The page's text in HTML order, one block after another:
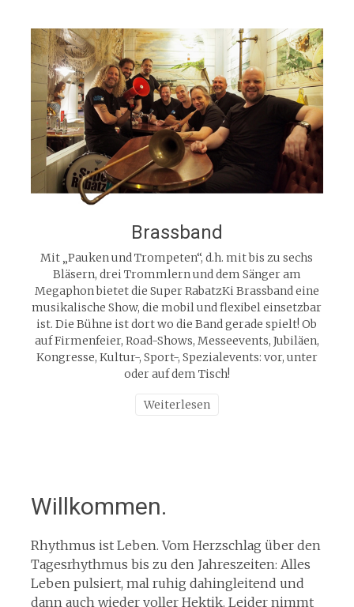
Brassband
Mit „Pauken und Trompeten“, d.h. mit bis zu sechs
Bläsern, drei Trommlern und dem Sänger am
Megaphon bietet die Super RabatzKi Brassband eine
musikalische Show, die mobil und flexibel einsetzbar
ist. Die Bühne ist dort wo die Band gerade spielt! Ob
auf Firmenfeier, Road-Shows, Messeevents, Jubiläen,
Kongresse, Kultur-, Sport-, Spezialevents: vor, unter
oder auf dem Tisch!
Weiterlesen
Willkommen.
Rhythmus ist Leben. Vom Herzschlag über den
Tagesrhythmus bis zu den Jahreszeiten: Alles
Leben pulsiert, mal ruhig dahingleitend und
dann auch wieder voller Hektik. Leider nimmt